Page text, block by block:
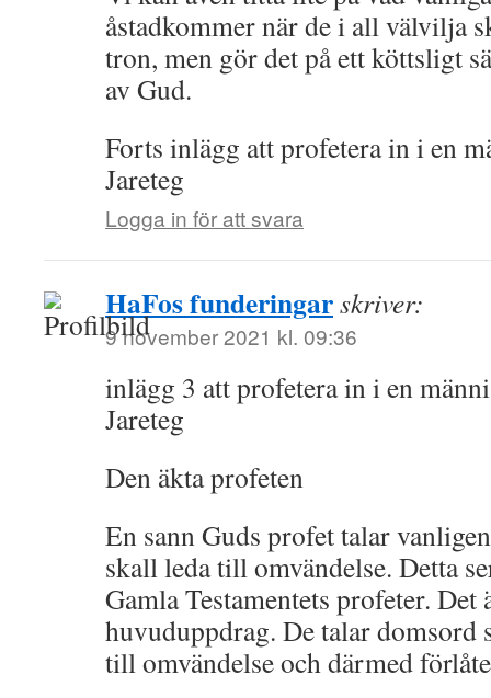
åstadkommer när de i all välvilja
tron, men gör det på ett köttsligt
av Gud.
Forts inlägg att profetera in i en
Jareteg
Logga in för att svara
HaFos funderingarskriver:
9 november 2021 kl. 09:36
inlägg 3 att profetera in i en
Jareteg
Den äkta profeten
En sann Guds profet talar
skall leda till omvändelse. Detta
Gamla Testamentets profeter. Det
huvuduppdrag. De talar domsord
till omvändelse och därmed